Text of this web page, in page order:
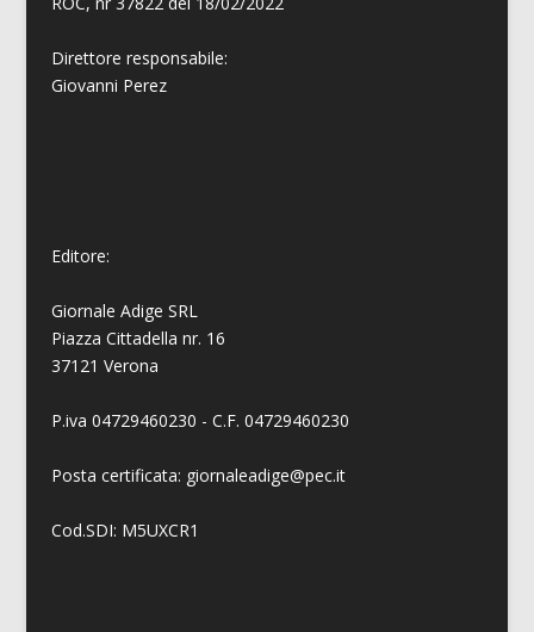
Direttore responsabile:
Giovanni Perez
Editore:
Giornale Adige SRL
Piazza Cittadella nr. 16
37121 Verona
P.iva 04729460230 - C.F. 04729460230
Posta certificata: giornaleadige@pec.it
Cod.SDI: M5UXCR1